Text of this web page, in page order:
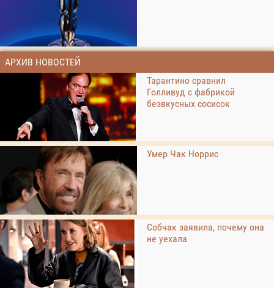
АРХИВ НОВОСТЕЙ
Тарантино сравнил
Голливуд с фабрикой
безвкусных сосисок
Умер Чак Норрис
Собчак заявила, почему она
не уехала